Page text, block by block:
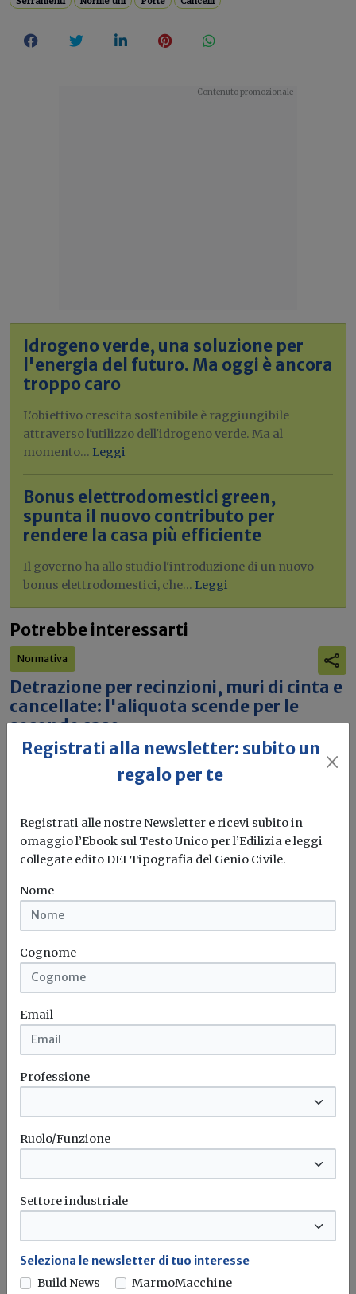
Idrogeno verde, una soluzione per
l'energia del futuro. Ma oggi è ancora
troppo caro
L'obiettivo crescita sostenibile è raggiungibile
attraverso l'utilizzo dell'idrogeno verde. Ma al
momento... Leggi
Bonus elettrodomestici green,
spunta il nuovo contributo per
rendere la casa più efficiente
Il governo ha allo studio l'introduzione di un nuovo
bonus elettrodomestici, che... Leggi
Potrebbe interessarti
Normativa
Detrazione per recinzioni, muri di cinta e
cancellate: l'aliquota scende per le
seconde case
Per il 2025 è possibile detrarre il 50 per cento di tali...
Mercato
Serramenti: il mercato inizia a mostrare
cenni di cedimento
Rapporto UNICMI sull’involucro edilizio 2025: i segnali di
cedimento interessano soprattutto le...
Serramenti Involucro edilizio
Prodotti
Serramenti giusti per una casa fresca
Da Navello vetri a controllo solare per finestre anti-caldo
Registrati alla newsletter: subito un
regalo per te
Registrati alle nostre Newsletter e ricevi subito in
omaggio l’Ebook sul Testo Unico per l’Edilizia e leggi
collegate edito DEI Tipografia del Genio Civile.
Nome
Cognome
Email
Professione
Ruolo/Funzione
Settore industriale
Seleziona le newsletter di tuo interesse
Build News
MarmoMacchine